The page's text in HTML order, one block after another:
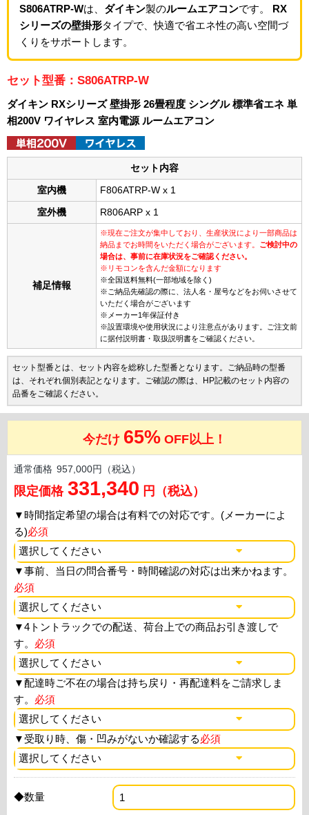
S806ATRP-Wは、 ダイキン製のルームエアコンです。 RX
シリーズの壁掛形タイプで、快適で省エネ性の高い空間づ
くりをサポートします。
セット型番：S806ATRP-W
ダイキン RXシリーズ 壁掛形 26畳程度 シングル 標準省エネ 単
相200V ワイヤレス 室内電源 ルームエアコン
セット内容
室内機 F806ATRP-W x 1
室外機 R806ARP x 1
補足情報
※現在ご注文が集中しており、生産状況により一部商品は
納品までお時間をいただく場合がございます。 ご検討中の
場合は、事前に在庫状況をご確認ください。
※リモコンを含んだ金額になります
※全国送料無料(一部地域を除く)
※ご納品先確認の際に、法人名・屋号などをお伺いさせて
いただく場合がございます
※メーカー1年保証付き
※設置環境や使用状況により注意点があります。ご注文前
に据付説明書・取扱説明書をご確認ください。
セット型番とは、セット内容を総称した型番となります。ご納品時の型番
は、それぞれ個別表記となります。ご確認の際は、HP記載のセット内容の
品番をご確認ください。
今だけ 65% OFF以上！
通常価格 957,000円（税込）
限定価格 331,340 円（税込）
▼時間指定希望の場合は有料での対応です。(メーカーによ
る)必須
▼事前、当日の問合番号・時間確認の対応は出来かねます。
必須
▼4トントラックでの配送、荷台上での商品お引き渡しで
す。 必須
▼配達時ご不在の場合は持ち戻り・再配達料をご請求しま
す。 必須
▼ 受取り時、傷・凹みがないか確認する必須
◆数量